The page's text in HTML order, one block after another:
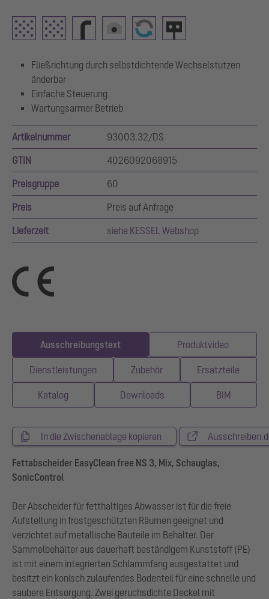
Fließrichtung durch selbstdichtende Wechselstutzen
änderbar
Einfache Steuerung
Wartungsarmer Betrieb
Artikelnummer 93003.32/DS
GTIN 4026092068915
Preisgruppe 60
Preis Preis auf Anfrage
Lieferzeit siehe KESSEL Webshop
Ausschreibungstext Produktvideo
Dienstleistungen Zubehör Ersatzteile
Katalog Downloads BIM
In die Zwischenablage kopieren
Fettabscheider EasyClean free NS 3, Mix, Schauglas,
SonicControl
Der Abscheider für fetthaltiges Abwasser ist für die freie
Aufstellung in frostgeschützten Räumen geeignet und
verzichtet auf metallische Bauteile im Behälter. Der
Sammelbehälter aus dauerhaft beständigem Kunststoff (PE)
ist mit einem integrierten Schlammfang ausgestattet und
besitzt ein konisch zulaufendes Bodenteil für eine schnelle und
saubere Entsorgung. Zwei geruchsdichte Deckel mit